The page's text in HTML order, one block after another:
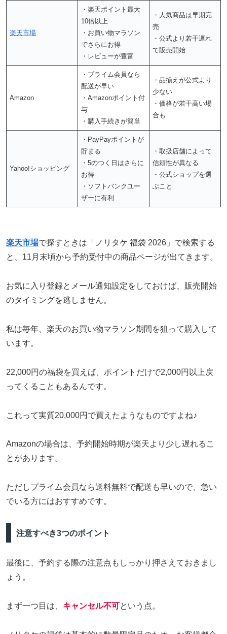
楽天市場
・楽天ポイント最大
10倍以上
・お買い物マラソン
でさらにお得
・レビューが豊富
・人気商品は早期完
売
・公式より若干遅れ
て販売開始
Amazon
・プライム会員なら
配送が早い
・Amazonポイント付
与
・購入手続きが簡単
・品揃えが公式より
少ない
・価格が若干高い場
合も
Yahoo!ショッピング
・PayPayポイントが
貯まる
・5のつく日はさらに
お得
・ソフトバンクユー
ザーに有利
・取扱店舗によって
信頼性が異なる
・公式ショップを選
ぶこと
楽天市場で探すときは「ノリタケ 福袋 2026」で検索する
と、11月末頃から予約受付中の商品ページが出てきます。
お気に入り登録とメール通知設定をしておけば、販売開始
のタイミングを逃しません。
私は毎年、楽天のお買い物マラソン期間を狙って購入して
います。
22,000円の福袋を買えば、ポイントだけで2,000円以上戻
ってくることもあるんです。
これって実質20,000円で買えたようなものですよね♪
Amazonの場合は、予約開始時期が楽天より少し遅れるこ
とがあります。
ただしプライム会員なら送料無料で配送も早いので、急い
でいる方にはおすすめです。
注意すべき3つのポイント
最後に、予約する際の注意点もしっかり押さえておきまし
ょう。
まず一つ目は、 キャンセル不可という点。